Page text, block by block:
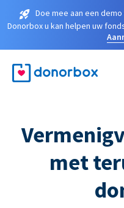
Doe mee aan een
Donorbox u kan helpen uw
met